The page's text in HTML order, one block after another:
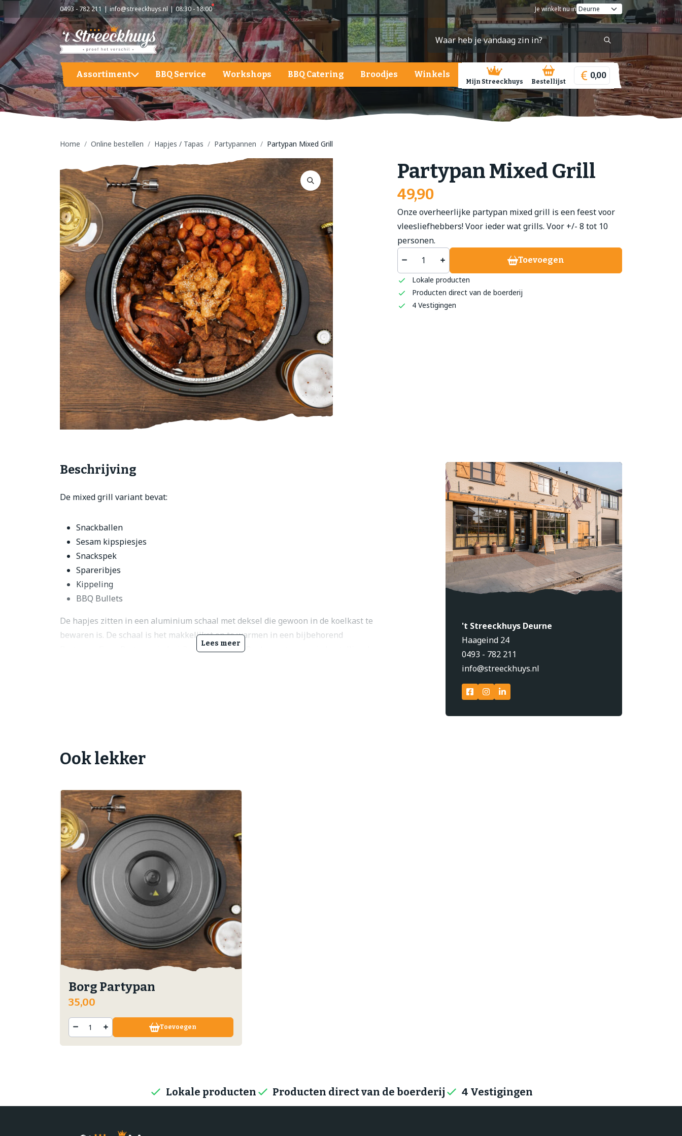
0493 - 782 211 info@streeckhuys.nl 08:30 - 18:00 Je winkelt nu in
Assortiment
Aardappelen, groente en fruit
Hapjes / Tapas
Kaas
Kant & Klaar
Vlees
Vleeswaren
Gourmet
Zuivel
Brood
Aardappelen, groente en fruit
Salades
't Streeckhuys Deurne
Haageind 24
0493 - 782 211
info@streeckhuys.nl
BBQ Service Workshops BBQ Catering Broodjes Winkels
Mijn Streeckhuys Bestellijst
0,00
Home Online bestellen Hapjes / Tapas Partypannen Partypan Mixed Grill
Partypan Mixed Grill
49,90
Onze overheerlijke partypan mixed grill is een feest voor
vleesliefhebbers! Voor ieder wat grills. Voor +/- 8 tot 10
personen.
Toevoegen
Lokale producten
Producten direct van de boerderij
4 Vestigingen
Beschrijving
De mixed grill variant bevat:
Snackballen
Sesam kipspiesjes
Snackspek
Spareribjes
Kippeling
BBQ Bullets
De hapjes zitten in een aluminium schaal met deksel die gewoon in de koelkast te
bewaren is. De schaal is het makkelijkst op te warmen in een bijbehorend
Partypan. Geen Partypan in huis? voeg danBorg Partypan
hapjes in de pan. Zet de pan aan op een lage stand (stand 2) met de deksel op de
pan. Tussendoor de hapjes even omscheppen en na ca. 20 minuten is de hapjespan
Lees meer
't Streeckhuys Deurne
Haageind 24
0493 - 782 211
info@streeckhuys.nl
Ook lekker
Borg Partypan
35,00
Toevoegen
Lokale producten Producten direct van de boerderij 4 Vestigingen